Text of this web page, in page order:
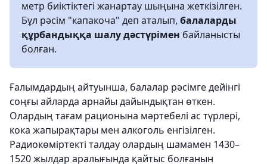
метр биіктіктегі жанартау шыңына жеткізілген.
Бұл рәсім "капакоча" деп аталып, балаларды
құрбандыққа шалу дәстүрімен байланысты
болған.
Ғалымдардың айтуынша, балалар рәсімге дейінгі
соңғы айларда арнайы дайындықтан өткен.
Олардың тағам рационына мәртебелі ас түрлері,
кока жапырақтары мен алкоголь енгізілген.
Радиокөміртекті талдау олардың шамамен 1430–
1520 жылдар аралығында қайтыс болғанын